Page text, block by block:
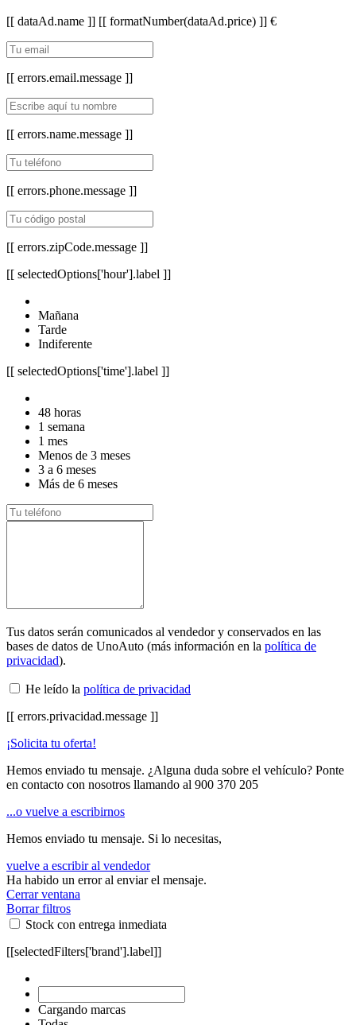
[[ dataAd.name ]] [[ formatNumber(dataAd.price) ]] €
[[ errors.email.message ]]
[[ errors.name.message ]]
[[ errors.phone.message ]]
[[ errors.zipCode.message ]]
[[ selectedOptions['hour'].label ]]
Mañana
Tarde
Indiferente
[[ selectedOptions['time'].label ]]
48 horas
1 semana
1 mes
Menos de 3 meses
3 a 6 meses
Más de 6 meses
Tus datos serán comunicados al vendedor y conservados en las
bases de datos de UnoAuto (más información en la política de
privacidad).
He leído la política de privacidad
[[ errors.privacidad.message ]]
¡Solicita tu oferta!
Hemos enviado tu mensaje. ¿Alguna duda sobre el vehículo? Ponte
en contacto con nosotros llamando al 900 370 205
...o vuelve a escribirnos
Hemos enviado tu mensaje. Si lo necesitas,
vuelve a escribir al vendedor
Ha habido un error al enviar el mensaje.
Cerrar ventana
Borrar filtros
Stock con entrega inmediata
[[selectedFilters['brand'].label]]
Cargando marcas